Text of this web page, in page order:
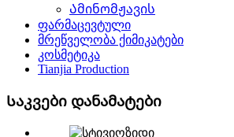
Ამინომჟავის
ფარმაცევტული
მრეწველობა ქიმიკატები
კოსმეტიკა
Tianjia Production
Საკვები დანამატები